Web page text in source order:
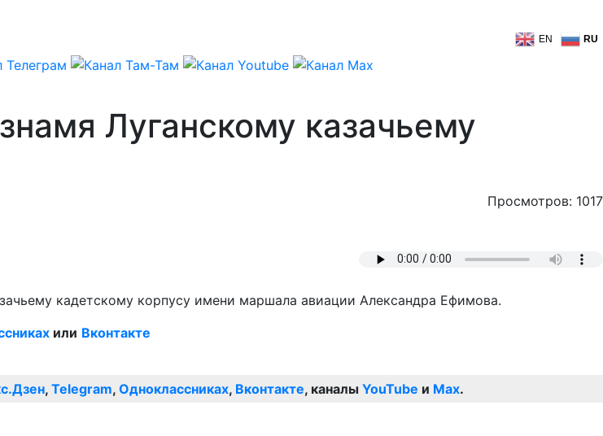
EN RU
Луганскому казачьему
Просмотров: 1017
кадетскому корпусу имени маршала авиации Александра Ефимова.
или Вконтакте
, Telegram, Одноклассниках, Вконтакте, каналы YouTube и Max.